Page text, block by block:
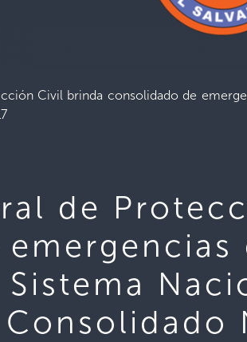
Civil brinda consolidado de
de